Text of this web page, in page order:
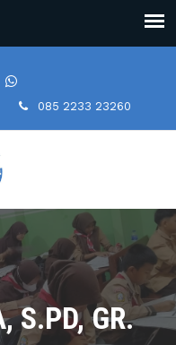
085 2233 23260
S.PD, GR.